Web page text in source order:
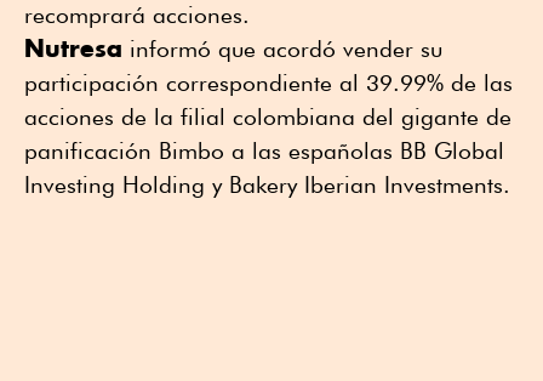
recomprará acciones.
Nutresa informó que acordó vender su
participación correspondiente al 39.99% de las
acciones de la filial colombiana del gigante de
panificación Bimbo a las españolas BB Global
Investing Holding y Bakery Iberian Investments.